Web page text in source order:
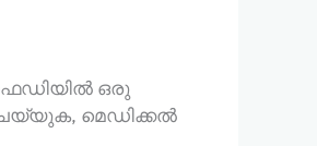
ഒരു
മെഡിക്കൽ